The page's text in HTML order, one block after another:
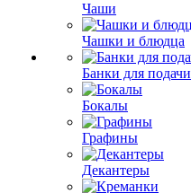
Чаши
Чашки и блюдца
Банки для подачи
Бокалы
Графины
Декантеры